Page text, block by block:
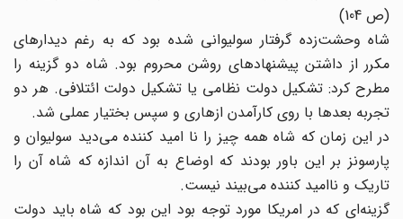
(ص 104)
شاه وحشت‌زده گرفتار سولیوانی شده بود که به رغم دیدارهای
مکرر از داشتن پیشنهادهای روشن محروم بود. شاه دو گزینه را
مطرح کرد: تشکیل دولت نظامی یا تشکیل دولت ائتلافی. هر دو
تجربه بعدها با روی کارآمدن ازهاری و سپس بختیار عملی شد.
در این زمان که شاه همه چیز را نا امید کننده می‌دید سولیوان و
پارسونز بر این باور بودند که اوضاع به آن اندازه که شاه آن را
تاریک و ناامید کننده می‌بیند نیست.
گزینه‌ای که در امریکا مورد توجه بود این بود که شاه باید دولت